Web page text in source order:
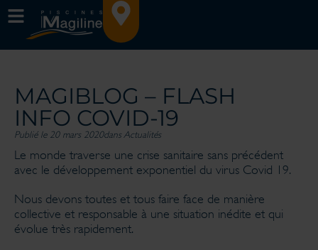
MAGIBLOG – FLASH
INFO COVID-19
Publié le 20 mars 2020dansActualités
Le monde traverse une crise sanitaire sans précédent
avec le développement exponentiel du virus Covid 19.
Nous devons toutes et tous faire face de manière
collective et responsable à une situation inédite et qui
évolue très rapidement.